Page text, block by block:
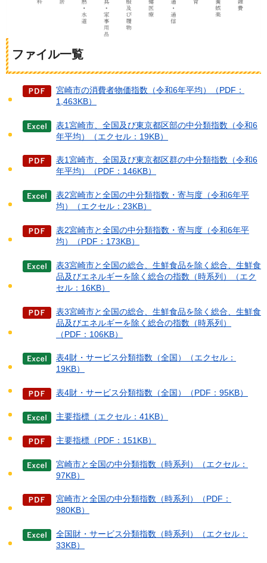
ファイル一覧
宮崎市の消費者物価指数（令和6年平均）（PDF：
1,463KB）
表1宮崎市、全国及び東京都区部の中分類指数（令和6
年平均）（エクセル：19KB）
表1宮崎市、全国及び東京都区群の中分類指数（令和6
年平均）（PDF：146KB）
表2宮崎市と全国の中分類指数・寄与度（令和6年平
均）（エクセル：23KB）
表2宮崎市と全国の中分類指数・寄与度（令和6年平
均）（PDF：173KB）
表3宮崎市と全国の総合、生鮮食品を除く総合、生鮮食
品及びエネルギーを除く総合の指数（時系列）（エク
セル：16KB）
表3宮崎市と全国の総合、生鮮食品を除く総合、生鮮食
品及びエネルギーを除く総合の指数（時系列）
（PDF：106KB）
表4財・サービス分類指数（全国）（エクセル：
19KB）
表4財・サービス分類指数（全国）（PDF：95KB）
主要指標（エクセル：41KB）
主要指標（PDF：151KB）
宮崎市と全国の中分類指数（時系列）（エクセル：
97KB）
宮崎市と全国の中分類指数（時系列）（PDF：
980KB）
全国財・サービス分類指数（時系列）（エクセル：
33KB）